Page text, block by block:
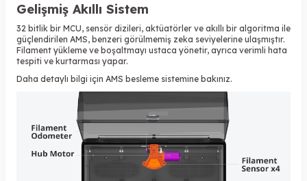
Gelişmiş Akıllı Sistem
32 bitlik bir MCU, sensör dizileri, aktüatörler ve akıllı bir algoritma ile
güçlendirilen AMS, benzeri görülmemiş zeka seviyelerine ulaşmıştır.
Filament yükleme ve boşaltmayı ustaca yönetir, ayrıca verimli hata
tespiti ve kurtarması yapar.
Daha detaylı bilgi için AMS besleme sistemine bakınız.